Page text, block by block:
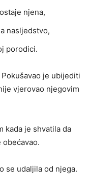
njena,
nasljedstvo,
porodici.
je ubijediti
vjerovao njegovim
kada je shvatila da
se udaljila od njega.